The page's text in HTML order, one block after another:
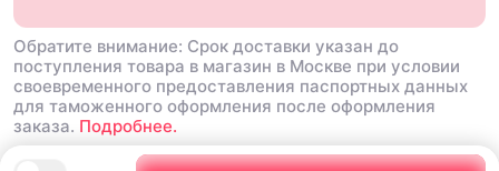
Обратите внимание: Срок доставки указан до
поступления товара в магазин в Москве при условии
своевременного предоставления паспортных данных
для таможенного оформления после оформления
заказа. Подробнее.